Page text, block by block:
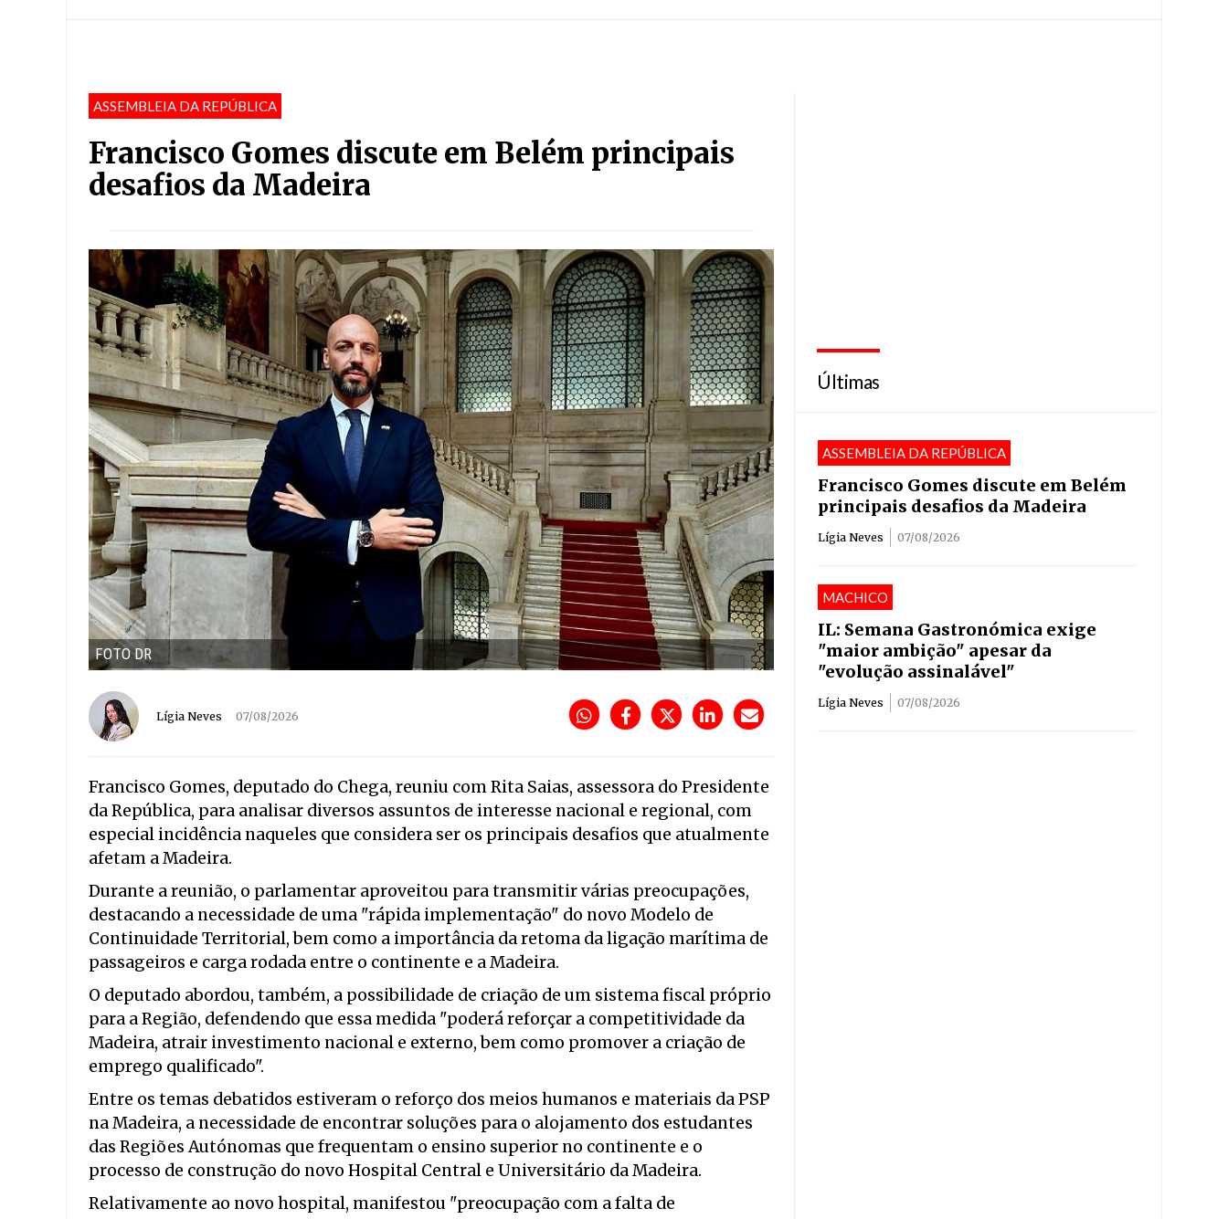
ASSEMBLEIA DA REPÚBLICA
Francisco Gomes discute em Belém principais
desafios da Madeira
FOTO DR
Lígia Neves 07/08/2026
Francisco Gomes, deputado do Chega, reuniu com Rita Saias, assessora do Presidente
da República, para analisar diversos assuntos de interesse nacional e regional, com
especial incidência naqueles que considera ser os principais desafios que atualmente
afetam a Madeira.
Durante a reunião, o parlamentar aproveitou para transmitir várias preocupações,
destacando a necessidade de uma "rápida implementação" do novo Modelo de
Continuidade Territorial, bem como a importância da retoma da ligação marítima de
passageiros e carga rodada entre o continente e a Madeira.
O deputado abordou, também, a possibilidade de criação de um sistema fiscal próprio
para a Região, defendendo que essa medida "poderá reforçar a competitividade da
Madeira, atrair investimento nacional e externo, bem como promover a criação de
emprego qualificado".
Entre os temas debatidos estiveram o reforço dos meios humanos e materiais da PSP
na Madeira, a necessidade de encontrar soluções para o alojamento dos estudantes
das Regiões Autónomas que frequentam o ensino superior no continente e o
processo de construção do novo Hospital Central e Universitário da Madeira.
Relativamente ao novo hospital, manifestou "preocupação com a falta de
Últimas
ASSEMBLEIA DA REPÚBLICA
Francisco Gomes discute em Belém
principais desafios da Madeira
Lígia Neves 07/08/2026
MACHICO
IL: Semana Gastronómica exige
"maior ambição" apesar da
"evolução assinalável"
Lígia Neves 07/08/2026